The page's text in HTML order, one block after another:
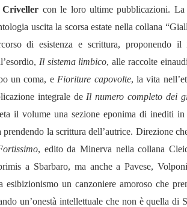
Criveller con le loro ultime pubblicazioni. La
uscita la scorsa estate nella collana
di esistenza e scrittura, proponendo
Il sistema limbico, alle raccolte
un coma, e Fioriture capovolte, la vita
integrale de Il numero completo dei
il volume una sezione eponima di inediti in
prendendo la scrittura dell’autrice. Direzione
, edito da Minerva nella collana
a Sbarbaro, ma anche a Pavese,
esibizionismo un canzoniere amoroso che
un’onestà intellettuale che non è quella di